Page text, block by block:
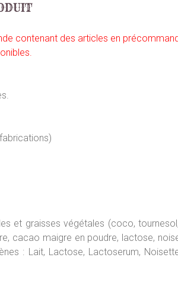
contenant des articles en
et graisses végétales (coco,
cacao maigre en poudre, lactose,
: Lait, Lactose, Lactoserum,